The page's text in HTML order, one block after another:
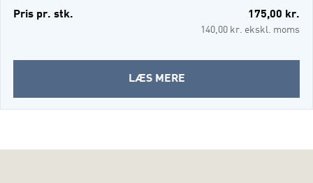
hinanden, skaber således gode ramme
Pris pr. stk. 175,00 kr.
140,00 kr. ekskl. moms
LÆS MEREOM
LEARNING